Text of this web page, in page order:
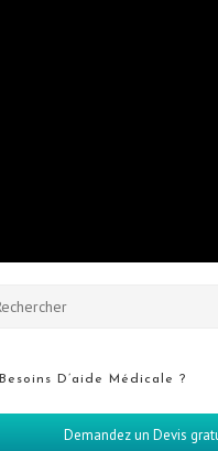
Besoins D’aide Médicale ?
Demandez un Devis